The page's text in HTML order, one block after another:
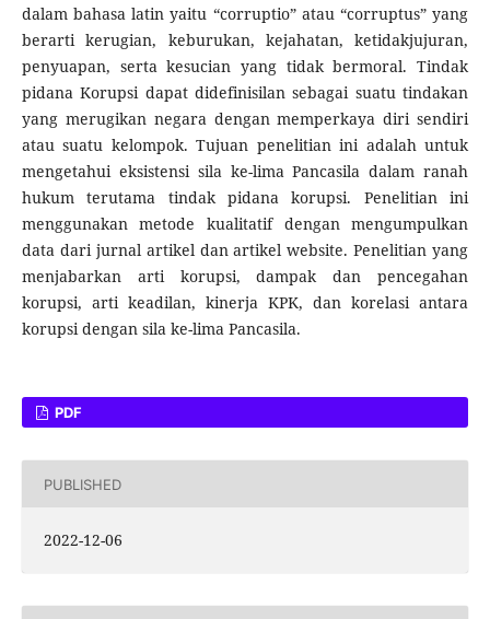
dalam bahasa latin yaitu “corruptio” atau “corruptus” yang
berarti kerugian, keburukan, kejahatan, ketidakjujuran,
penyuapan, serta kesucian yang tidak bermoral. Tindak
pidana Korupsi dapat didefinisilan sebagai suatu tindakan
yang merugikan negara dengan memperkaya diri sendiri
atau suatu kelompok. Tujuan penelitian ini adalah untuk
mengetahui eksistensi sila ke-lima Pancasila dalam ranah
hukum terutama tindak pidana korupsi. Penelitian ini
menggunakan metode kualitatif dengan mengumpulkan
data dari jurnal artikel dan artikel website. Penelitian yang
menjabarkan arti korupsi, dampak dan pencegahan
korupsi, arti keadilan, kinerja KPK, dan korelasi antara
korupsi dengan sila ke-lima Pancasila.
PDF
PUBLISHED
2022-12-06